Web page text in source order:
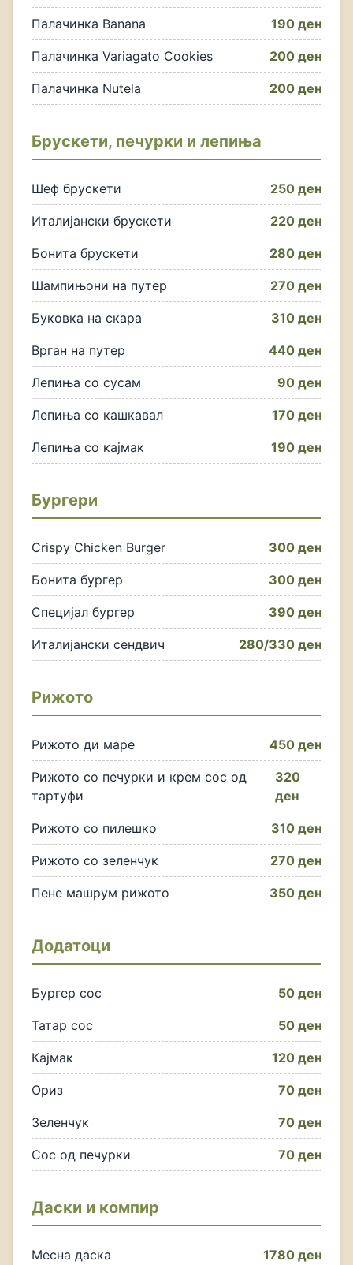
Палачинка Banana 190 ден
Палачинка Variagato Cookies 200 ден
Палачинка Nutela 200 ден
Брускети, печурки и лепиња
Шеф брускети 250 ден
Италијански брускети 220 ден
Бонита брускети 280 ден
Шампињони на путер 270 ден
Буковка на скара 310 ден
Врган на путер 440 ден
Лепиња со сусам 90 ден
Лепиња со кашкавал 170 ден
Лепиња со кајмак 190 ден
Бургери
Crispy Chicken Burger 300 ден
Бонита бургер 300 ден
Специјал бургер 390 ден
Италијански сендвич 280/330 ден
Рижото
Рижото ди маре 450 ден
Рижото со печурки и крем сос од
тартуфи
320
ден
Рижото со пилешко 310 ден
Рижото со зеленчук 270 ден
Пене машрум рижото 350 ден
Додатоци
Бургер сос 50 ден
Татар сос 50 ден
Кајмак 120 ден
Ориз 70 ден
Зеленчук 70 ден
Сос од печурки 70 ден
Даски и компир
Месна даска 1780 ден